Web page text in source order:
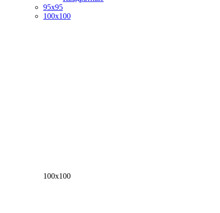
95х95
100х100
100х100